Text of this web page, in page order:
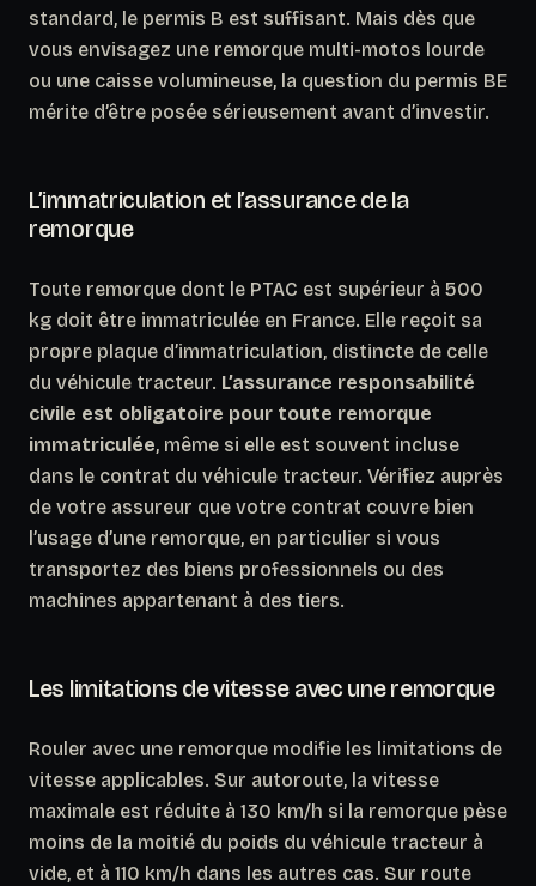
standard, le permis B est suffisant. Mais dès que
vous envisagez une remorque multi-motos lourde
ou une caisse volumineuse, la question du permis BE
mérite d’être posée sérieusement avant d’investir.
L’immatriculation et l’assurance de la
remorque
Toute remorque dont le PTAC est supérieur à 500
kg doit être immatriculée en France. Elle reçoit sa
propre plaque d’immatriculation, distincte de celle
du véhicule tracteur. L’assurance responsabilité
civile est obligatoire pour toute remorque
immatriculée, même si elle est souvent incluse
dans le contrat du véhicule tracteur. Vérifiez auprès
de votre assureur que votre contrat couvre bien
l’usage d’une remorque, en particulier si vous
transportez des biens professionnels ou des
machines appartenant à des tiers.
Les limitations de vitesse avec une remorque
Rouler avec une remorque modifie les limitations de
vitesse applicables. Sur autoroute, la vitesse
maximale est réduite à 130 km/h si la remorque pèse
moins de la moitié du poids du véhicule tracteur à
vide, et à 110 km/h dans les autres cas. Sur route